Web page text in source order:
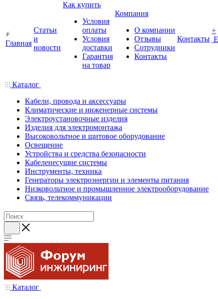
Главная
Статьи
и
новости
Как купить
Условия
оплаты
Условия
доставки
Гарантия
на товар
Компания
О компании
Отзывы
Сотрудники
Контакты
Контакты
+
Каталог
Кабели, провода и аксессуары
Климатические и инженерные системы
Электроустановочные изделия
Изделия для электромонтажа
Высоковольтное и щитовое оборудование
Освещение
Устройства и средства безопасности
Кабеленесущие системы
Инструменты, техника
Генераторы электроэнергии и элементы питания
Низковольтное и промышленное электрооборудование
Связь, телекоммуникации
Каталог